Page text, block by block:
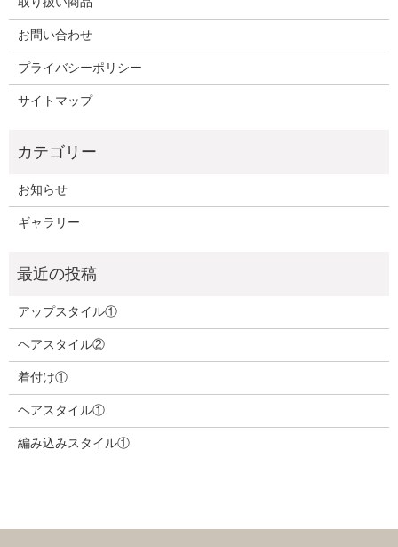
お問い合わせ
プライバシーポリシー
サイトマップ
お知らせ
ギャラリー
アップスタイル①
ヘアスタイル②
着付け①
ヘアスタイル①
編み込みスタイル①